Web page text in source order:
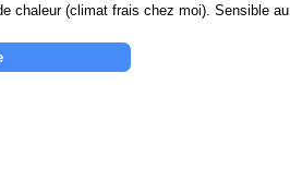
chaleur (climat frais chez moi). Sensible au